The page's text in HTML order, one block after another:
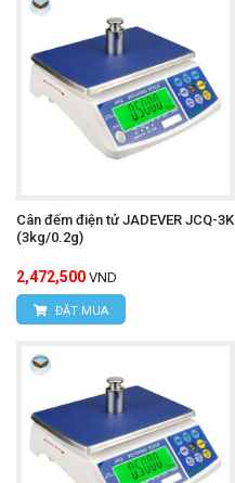
Cân đếm điện tử JADEVER JCQ-3K
(3kg/0.2g)
2,472,500 VND
ĐẶT MUA